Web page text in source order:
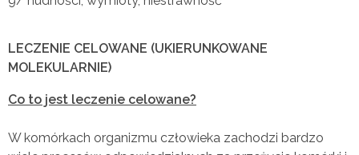
LECZENIE CELOWANE (UKIERUNKOWANE
MOLEKULARNIE)
Co to jest leczenie celowane?
W komórkach organizmu człowieka zachodzi bardzo